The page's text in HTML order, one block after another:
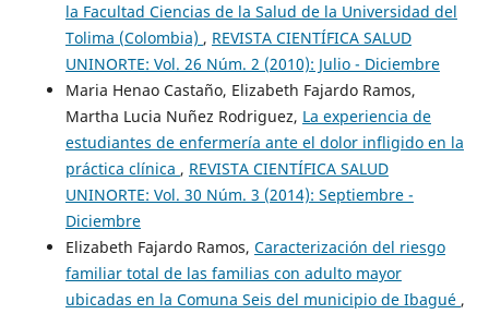
la Facultad Ciencias de la Salud de la Universidad del
Tolima (Colombia) , REVISTA CIENTÍFICA SALUD
UNINORTE: Vol. 26 Núm. 2 (2010): Julio - Diciembre
Maria Henao Castaño, Elizabeth Fajardo Ramos,
Martha Lucia Nuñez Rodriguez, La experiencia de
estudiantes de enfermería ante el dolor infligido en la
práctica clínica , REVISTA CIENTÍFICA SALUD
UNINORTE: Vol. 30 Núm. 3 (2014): Septiembre -
Diciembre
Elizabeth Fajardo Ramos, Caracterización del riesgo
familiar total de las familias con adulto mayor
ubicadas en la Comuna Seis del municipio de Ibagué ,